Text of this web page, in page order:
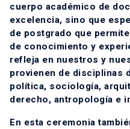
cuerpo académico de
excelencia, sino que
de postgrado que
de conocimiento y
refleja en nuestros y
provienen de disciplinas
política, sociología,
derecho, antropología e
En esta ceremonia